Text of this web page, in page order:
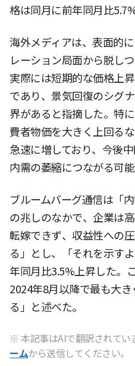
格は同月に前年同月比
海外メディアは、表面的
レーション局面から脱し
実際には短期的な価格上
であり、景気回復のシグ
界があると指摘した。特
費者物価を大きく上回る
急速に増しており、今後
内需の萎縮につながる可
ブルームバーグ通信は「
の兆しのなかで、企業は
転嫁できず、収益性への
る」とし、「それを示す
年同月比3.5%上昇した。
2024年8月以降で最も大
る」と述べた。
※ 本記事はAIで翻訳されてい
ームから送信してください。